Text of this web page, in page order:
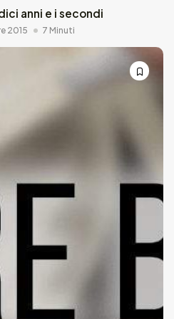
anni e i secondi
2015 7 Minuti